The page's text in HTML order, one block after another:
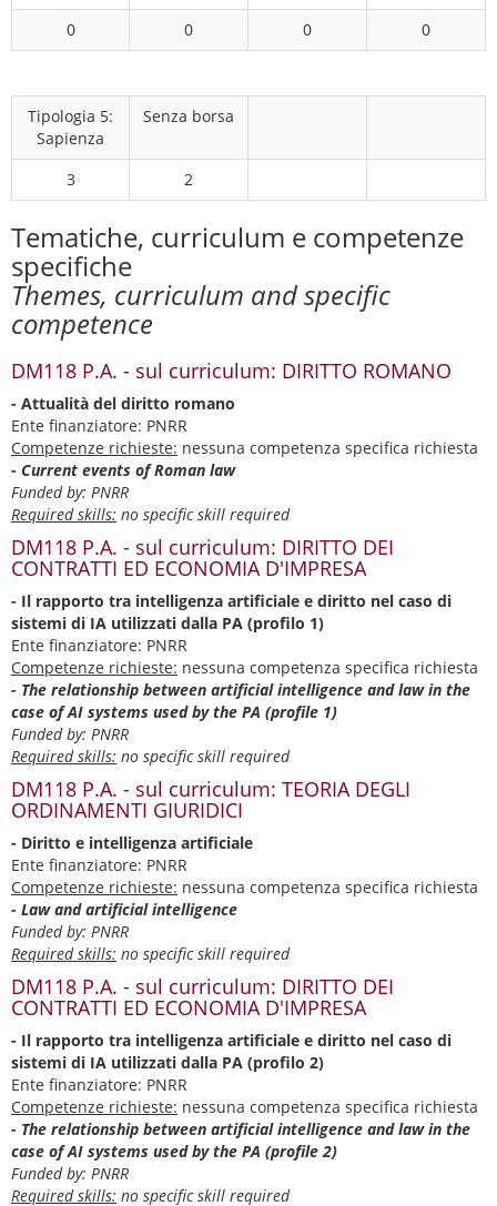
0
0 0 0
Tipologia 5:
Sapienza
Senza borsa
3 2
Tematiche, curriculum e competenze
specifiche
Themes, curriculum and specific
competence
DM118 P.A. - sul curriculum: DIRITTO ROMANO
- Attualità del diritto romano
Ente finanziatore: PNRR
Competenze richieste: nessuna competenza specifica richiesta
- Current events of Roman law
Funded by: PNRR
Required skills: no specific skill required
DM118 P.A. - sul curriculum: DIRITTO DEI
CONTRATTI ED ECONOMIA D'IMPRESA
- Il rapporto tra intelligenza artificiale e diritto nel caso di
sistemi di IA utilizzati dalla PA (profilo 1)
Ente finanziatore: PNRR
Competenze richieste: nessuna competenza specifica richiesta
- The relationship between artificial intelligence and law in the
case of AI systems used by the PA (profile 1)
Funded by: PNRR
Required skills: no specific skill required
DM118 P.A. - sul curriculum: TEORIA DEGLI
ORDINAMENTI GIURIDICI
- Diritto e intelligenza artificiale
Ente finanziatore: PNRR
Competenze richieste: nessuna competenza specifica richiesta
- Law and artificial intelligence
Funded by: PNRR
Required skills: no specific skill required
DM118 P.A. - sul curriculum: DIRITTO DEI
CONTRATTI ED ECONOMIA D'IMPRESA
- Il rapporto tra intelligenza artificiale e diritto nel caso di
sistemi di IA utilizzati dalla PA (profilo 2)
Ente finanziatore: PNRR
Competenze richieste: nessuna competenza specifica richiesta
- The relationship between artificial intelligence and law in the
case of AI systems used by the PA (profile 2)
Funded by: PNRR
Required skills: no specific skill required